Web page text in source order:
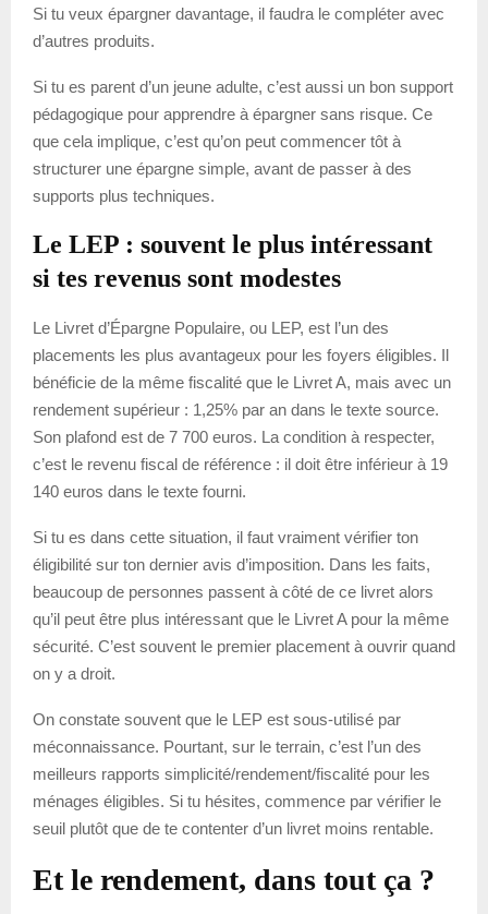
Si tu veux épargner davantage, il faudra le compléter avec
d’autres produits.
Si tu es parent d’un jeune adulte, c’est aussi un bon support
pédagogique pour apprendre à épargner sans risque. Ce
que cela implique, c’est qu’on peut commencer tôt à
structurer une épargne simple, avant de passer à des
supports plus techniques.
Le LEP : souvent le plus intéressant
si tes revenus sont modestes
Le Livret d’Épargne Populaire, ou LEP, est l’un des
placements les plus avantageux pour les foyers éligibles. Il
bénéficie de la même fiscalité que le Livret A, mais avec un
rendement supérieur : 1,25% par an dans le texte source.
Son plafond est de 7 700 euros. La condition à respecter,
c’est le revenu fiscal de référence : il doit être inférieur à 19
140 euros dans le texte fourni.
Si tu es dans cette situation, il faut vraiment vérifier ton
éligibilité sur ton dernier avis d’imposition. Dans les faits,
beaucoup de personnes passent à côté de ce livret alors
qu’il peut être plus intéressant que le Livret A pour la même
sécurité. C’est souvent le premier placement à ouvrir quand
on y a droit.
On constate souvent que le LEP est sous-utilisé par
méconnaissance. Pourtant, sur le terrain, c’est l’un des
meilleurs rapports simplicité/rendement/fiscalité pour les
ménages éligibles. Si tu hésites, commence par vérifier le
seuil plutôt que de te contenter d’un livret moins rentable.
Et le rendement, dans tout ça ?